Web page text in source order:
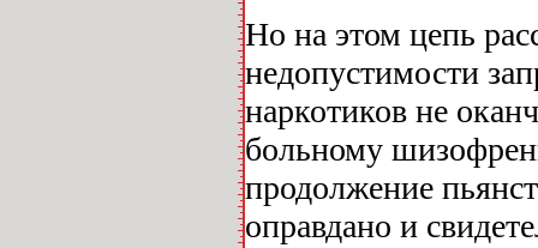
Но на этом цепь
недопустимости
наркотиков не
больному
продолжение
оправдано и